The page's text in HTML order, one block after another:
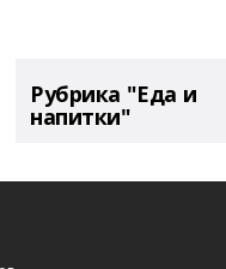
Рубрика "Еда и
напитки"